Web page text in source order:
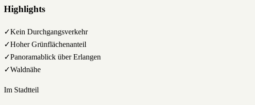
Highlights
✓Kein Durchgangsverkehr
✓Hoher Grünflächenanteil
✓Panoramablick über Erlangen
✓Waldnähe
Im Stadtteil